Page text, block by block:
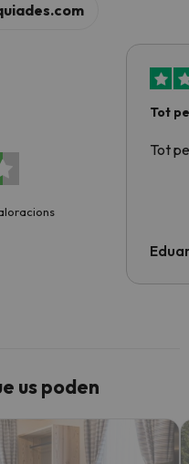
Tot
Tot
us poden